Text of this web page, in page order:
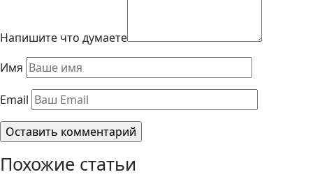
Напишите что думаете
Имя
Email
Похожие статьи